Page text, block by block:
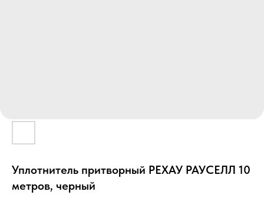
Уплотнитель притворный РЕХАУ РАУСЕЛЛ 10
метров, черный